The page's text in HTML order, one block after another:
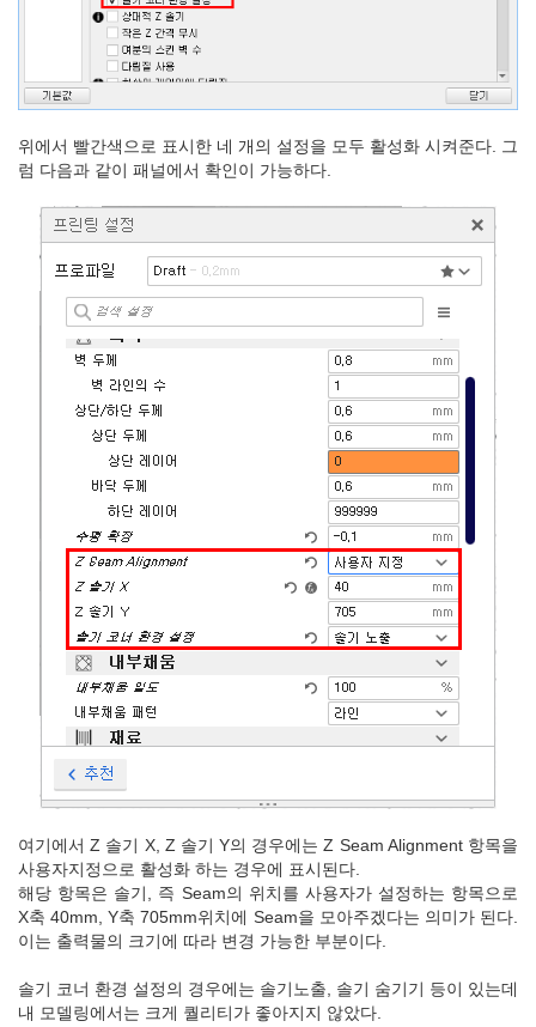
위에서 빨간색으로 표시한 네 개의 설정을 모두 활성화 시켜준다. 그
럼 다음과 같이 패널에서 확인이 가능하다.
여기에서 Z 솔기 X, Z 솔기 Y의 경우에는 Z Seam Alignment 항목을
사용자지정으로 활성화 하는 경우에 표시된다.
해당 항목은 솔기, 즉 Seam의 위치를 사용자가 설정하는 항목으로
X축 40mm, Y축 705mm위치에 Seam을 모아주겠다는 의미가 된다.
이는 출력물의 크기에 따라 변경 가능한 부분이다.
솔기 코너 환경 설정의 경우에는 솔기노출, 솔기 숨기기 등이 있는데
내 모델링에서는 크게 퀄리티가 좋아지지 않았다.